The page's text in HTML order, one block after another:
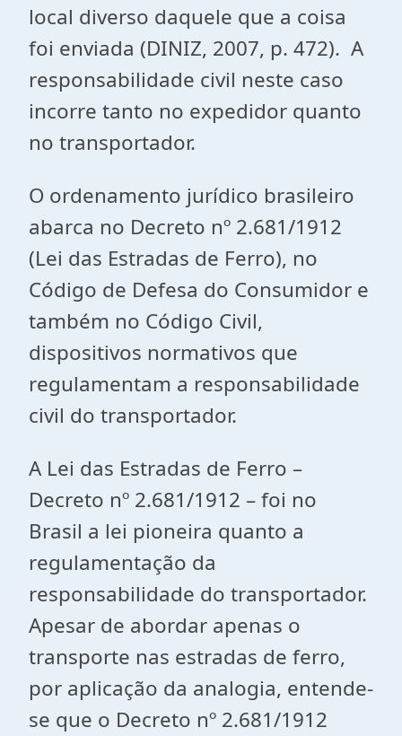
local diverso daquele que a coisa
foi enviada (DINIZ, 2007, p. 472). A
responsabilidade civil neste caso
incorre tanto no expedidor quanto
no transportador.
O ordenamento jurídico brasileiro
abarca no Decreto nº 2.681/1912
(Lei das Estradas de Ferro), no
Código de Defesa do Consumidor e
também no Código Civil,
dispositivos normativos que
regulamentam a responsabilidade
civil do transportador.
A Lei das Estradas de Ferro –
Decreto nº 2.681/1912 – foi no
Brasil a lei pioneira quanto a
regulamentação da
responsabilidade do transportador.
Apesar de abordar apenas o
transporte nas estradas de ferro,
por aplicação da analogia, entende-
se que o Decreto nº 2.681/1912